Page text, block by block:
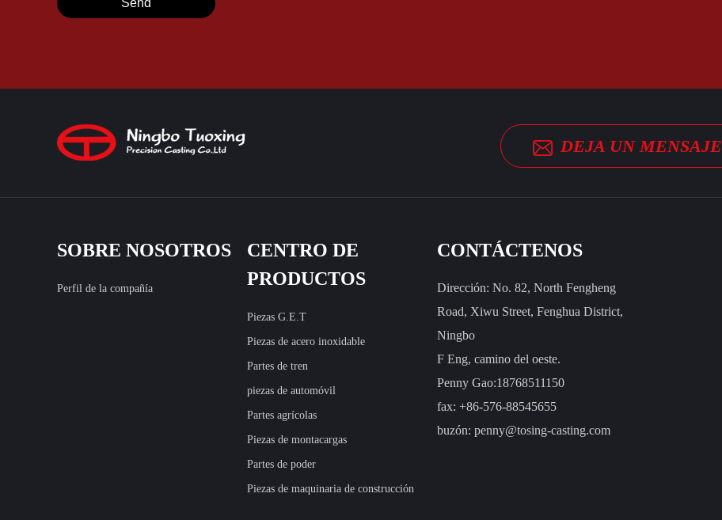
DEJA UN MENSAJE
SOBRE NOSOTROS
Perfil de la compañía
CENTRO DE
PRODUCTOS
Piezas G.E.T
Piezas de acero inoxidable
Partes de tren
piezas de automóvil
Partes agrícolas
Piezas de montacargas
Partes de poder
Piezas de maquinaria de construcción
CONTÁCTENOS
Dirección: No. 82, North Fengheng
Road, Xiwu Street, Fenghua District,
Ningbo
F Eng, camino del oeste.
Penny Gao:18768511150
fax: +86-576-88545655
buzón: penny@tosing-casting.com